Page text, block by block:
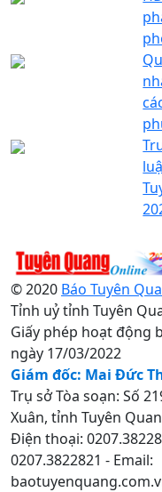
© 2020 Báo Tuyên
Tỉnh uỷ tỉnh Tuyên
Giấy phép hoạt động
ngày 17/03/2022
Giám đốc: Mai Đức
Trụ sở Tòa soạn: Số
Xuân, tỉnh Tuyên
Điện thoại:
0207.3822821 - Email: